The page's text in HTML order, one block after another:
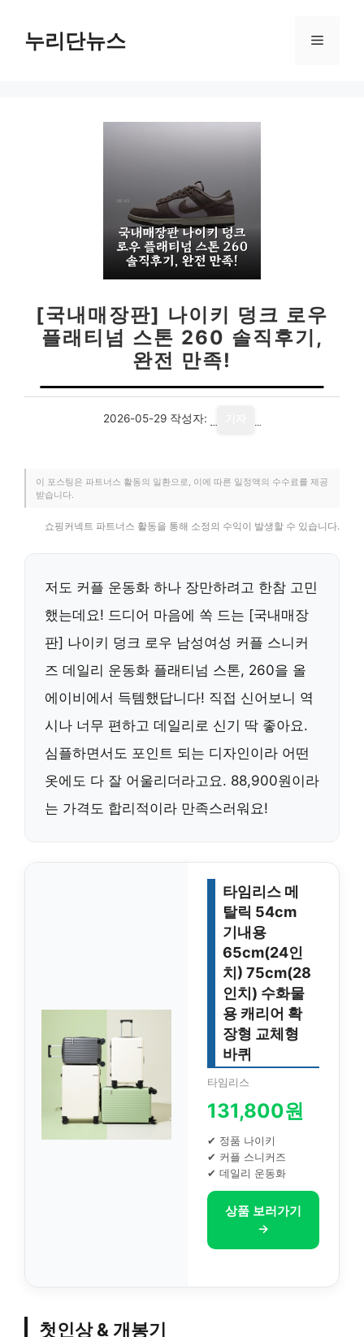
누리단뉴스 메
[국내매장판] 나이키 덩크 로우
플래티넘 스톤 260 솔직후기,
완전 만족!
2026-05-29 작성자:
이 포스팅은 파트너스 활동의 일환으로, 이에 따른 일정액의 수수료를 제공
받습니다.
쇼핑커넥트 파트너스 활동을 통해 소정의 수익이 발생할 수 있습니다.
저도 커플 운동화 하나 장만하려고 한참 고민
했는데요! 드디어 마음에 쏙 드는 [국내매장
판] 나이키 덩크 로우 남성여성 커플 스니커
즈 데일리 운동화 플래티넘 스톤, 260을 올
에이비에서 득템했답니다! 직접 신어보니 역
시나 너무 편하고 데일리로 신기 딱 좋아요.
심플하면서도 포인트 되는 디자인이라 어떤
옷에도 다 잘 어울리더라고요. 88,900원이라
는 가격도 합리적이라 만족스러워요!
타임리스 메
탈릭 54cm
기내용
65cm(24인
치) 75cm(28
인치) 수화물
용 캐리어 확
장형 교체형
바퀴
타임리스
131,800원
✔ 정품 나이키
✔ 커플 스니커즈
✔ 데일리 운동화
상품 보러가기
→
첫인상 & 개봉기